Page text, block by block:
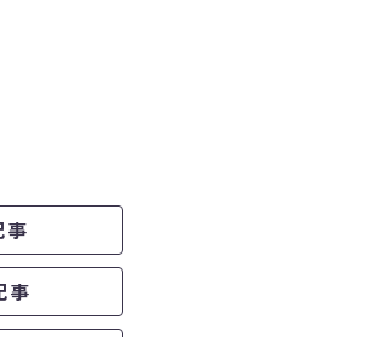
事
事